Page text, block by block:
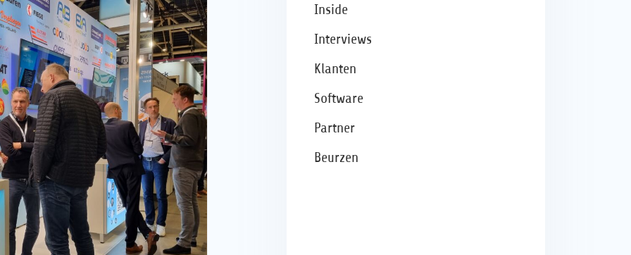
Inside
Interviews
Klanten
Software
Partner
Beurzen